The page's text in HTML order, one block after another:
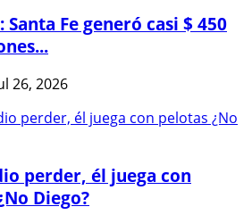
Fe generó casi $ 450
26, 2026
perder, él juega con
Diego?